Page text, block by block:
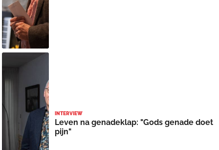
INTERVIEW
Leven na genadeklap: "Gods genade doet
pijn"